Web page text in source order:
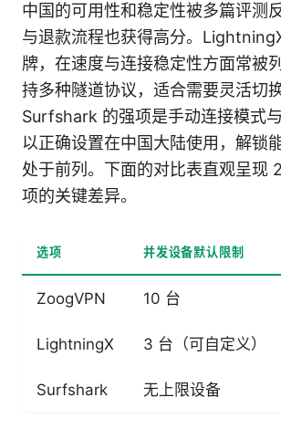
中国的可用性和稳定性被多篇评测
与退款流程也获得高分。
牌，在速度与连接稳定性方面常被
持多种隧道协议，适合需要灵活切
Surfshark 的强项是手动连接模式
以正确设置在中国大陆使用，解锁
处于前列。下面的对比表直观呈现
项的关键差异。
选项 并发设备默认限制
ZoogVPN 10 台
LightningX 3 台（可自定义）
Surfshark 无上限设备